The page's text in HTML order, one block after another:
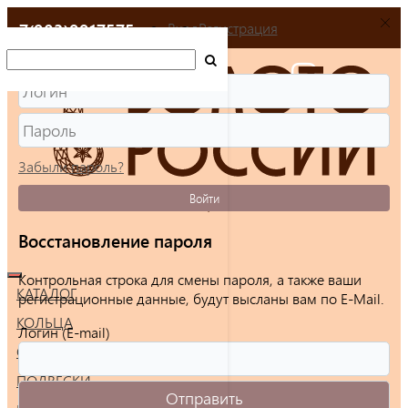
+7(903)9917575
КАТАЛОГ
КОЛЬЦА
СЕРЬГИ
ПОДВЕСКИ
ВходРегистрация
Забыли пароль?
Войти
Восстановление пароля
Контрольная строка для смены пароля, а также ваши
регистрационные данные, будут высланы вам по E-Mail.
Логин (E-mail)